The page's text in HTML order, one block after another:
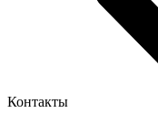
Контакты